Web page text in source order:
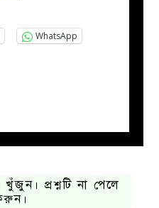
WhatsApp
প্রশ্নটি না পেলে